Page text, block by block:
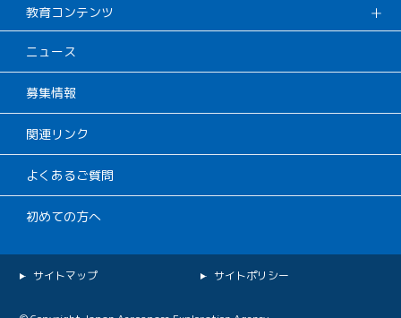
教育コンテンツ
ニュース
募集情報
関連リンク
よくあるご質問
初めての方へ
サイトマップ サイトポリシー